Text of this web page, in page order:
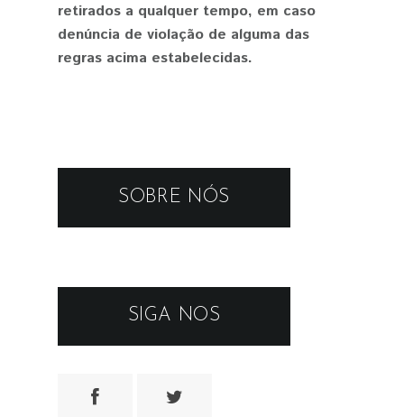
retirados a qualquer tempo, em caso
denúncia de violação de alguma das
regras acima estabelecidas.
SOBRE NÓS
SIGA NOS